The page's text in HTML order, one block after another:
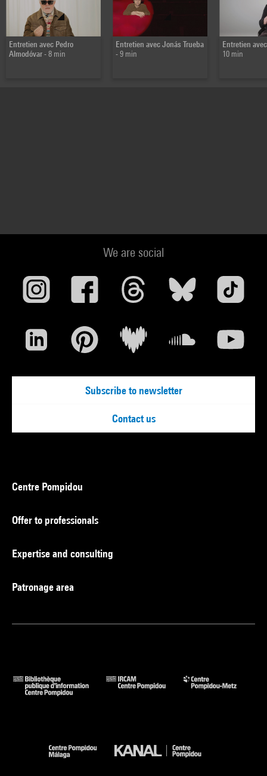
Entretien avec Pedro
Almodóvar- 8 min
Entretien avec Jonás Trueba
- 9 min
Entretien
10 min
We are social
Subscribe to newsletter
Contact us
Centre Pompidou
Offer to professionals
Expertise and consulting
Patronage area